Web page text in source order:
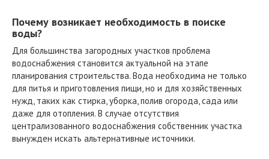
Почему возникает необходимость в поиске
воды?
Для большинства загородных участков проблема
водоснабжения становится актуальной на этапе
планирования строительства. Вода необходима не только
для питья и приготовления пищи, но и для хозяйственных
нужд, таких как стирка, уборка, полив огорода, сада или
даже для отопления. В случае отсутствия
централизованного водоснабжения собственник участка
вынужден искать альтернативные источники.